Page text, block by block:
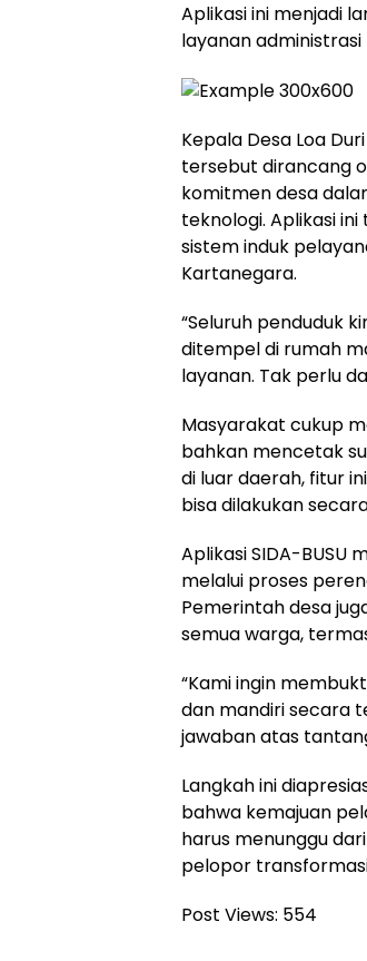
Aplikasi ini menjadi
layanan
Kepala Desa Loa
tersebut dirancang
komitmen desa
teknologi. Aplikasi
sistem induk
Kartanegara.
“Seluruh penduduk
ditempel di rumah
layanan. Tak perlu
Masyarakat cukup
bahkan mencetak
di luar daerah, fitur
bisa dilakukan
Aplikasi SIDA-BUSU
melalui proses
Pemerintah desa
semua warga,
“Kami ingin
dan mandiri secara
jawaban atas
Langkah ini
bahwa kemajuan
harus menunggu
pelopor
Post Views: 554